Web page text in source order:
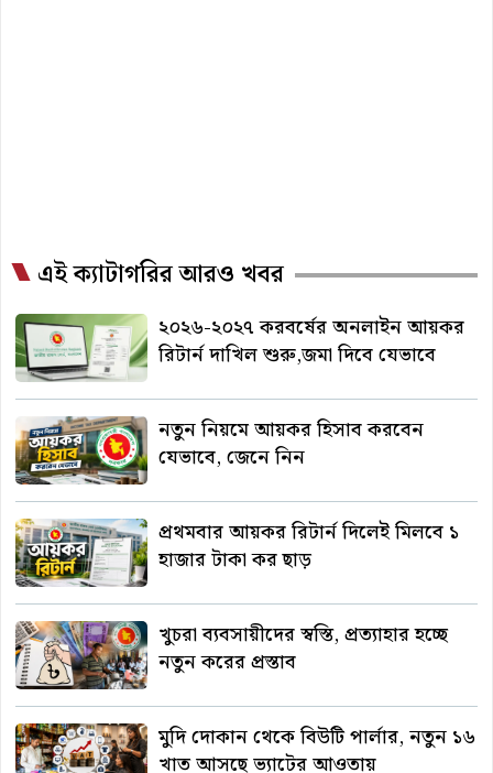
এই ক্যাটাগরির আরও খবর
২০২৬-২০২৭ করবর্ষের অনলাইন আয়কর
রিটার্ন দাখিল শুরু,জমা দিবে যেভাবে
নতুন নিয়মে আয়কর হিসাব করবেন
যেভাবে, জেনে নিন
প্রথমবার আয়কর রিটার্ন দিলেই মিলবে ১
হাজার টাকা কর ছাড়
খুচরা ব্যবসায়ীদের স্বস্তি, প্রত্যাহার হচ্ছে
নতুন করের প্রস্তাব
মুদি দোকান থেকে বিউটি পার্লার, নতুন ১৬
খাত আসছে ভ্যাটের আওতায়